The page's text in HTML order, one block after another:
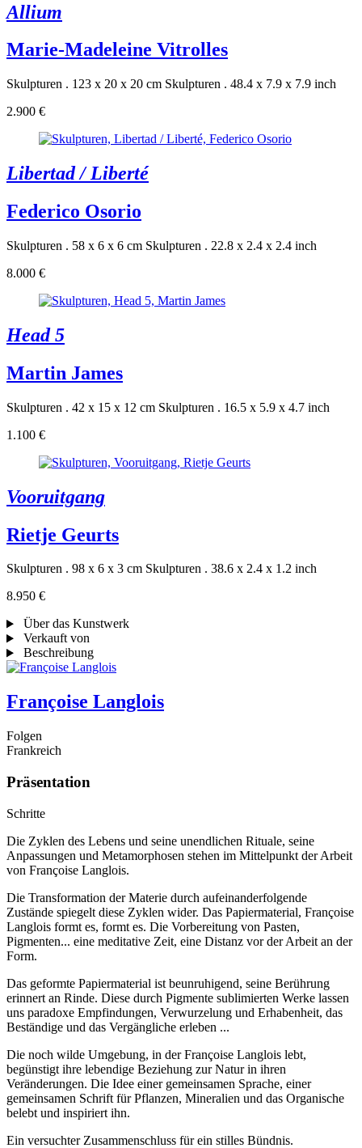
Allium
Marie-Madeleine Vitrolles
Skulpturen . 123 x 20 x 20 cm Skulpturen . 48.4 x 7.9 x 7.9 inch
2.900 €
Libertad / Liberté
Federico Osorio
Skulpturen . 58 x 6 x 6 cm Skulpturen . 22.8 x 2.4 x 2.4 inch
8.000 €
Head 5
Martin James
Skulpturen . 42 x 15 x 12 cm Skulpturen . 16.5 x 5.9 x 4.7 inch
1.100 €
Vooruitgang
Rietje Geurts
Skulpturen . 98 x 6 x 3 cm Skulpturen . 38.6 x 2.4 x 1.2 inch
8.950 €
Über das Kunstwerk
Verkauft von
Beschreibung
Françoise Langlois
Folgen
Frankreich
Präsentation
Schritte
Die Zyklen des Lebens und seine unendlichen Rituale, seine
Anpassungen und Metamorphosen stehen im Mittelpunkt der Arbeit
von Françoise Langlois.
Die Transformation der Materie durch aufeinanderfolgende
Zustände spiegelt diese Zyklen wider. Das Papiermaterial, Françoise
Langlois formt es, formt es. Die Vorbereitung von Pasten,
Pigmenten... eine meditative Zeit, eine Distanz vor der Arbeit an der
Form.
Das geformte Papiermaterial ist beunruhigend, seine Berührung
erinnert an Rinde. Diese durch Pigmente sublimierten Werke lassen
uns paradoxe Empfindungen, Verwurzelung und Erhabenheit, das
Beständige und das Vergängliche erleben ...
Die noch wilde Umgebung, in der Françoise Langlois lebt,
begünstigt ihre lebendige Beziehung zur Natur in ihren
Veränderungen. Die Idee einer gemeinsamen Sprache, einer
gemeinsamen Schrift für Pflanzen, Mineralien und das Organische
belebt und inspiriert ihn.
Ein versuchter Zusammenschluss für ein stilles Bündnis.